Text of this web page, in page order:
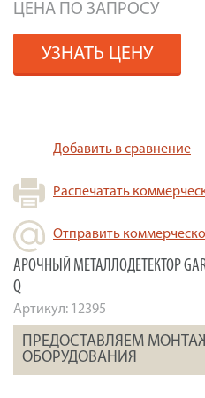
ЦЕНА ПО ЗАПРОСУ
УЗНАТЬ ЦЕНУ
Добавить в сравнение
Распечатать
Отправить
АРОЧНЫЙ МЕТАЛЛОДЕТЕКТОР
Q
Артикул: 12395
ПРЕДОСТАВЛЯЕМ
ОБОРУДОВАНИЯ